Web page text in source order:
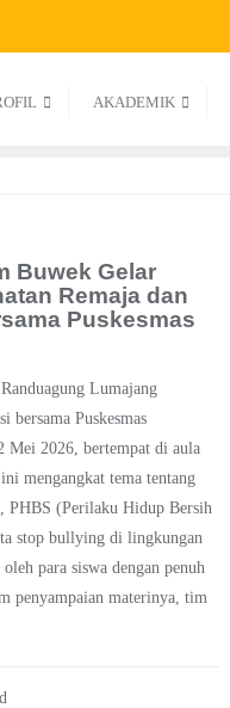
AKADEMIK
Buwek Gelar
Remaja dan
Puskesmas
Lumajang
bersama Puskesmas
Mei 2026, bertempat di aula
mengangkat tema tentang
PHBS (Perilaku Hidup Bersih
stop bullying di lingkungan
para siswa dengan penuh
penyampaian materinya, tim